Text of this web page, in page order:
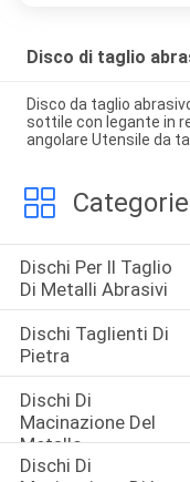
Disco di taglio
Disco da taglio
sottile con legante in
angolare Utensile da
Dischi Per Il Taglio
Di Metalli Abrasivi
Dischi Taglienti Di
Pietra
Dischi Di
Macinazione Del
Metallo
Dischi Di